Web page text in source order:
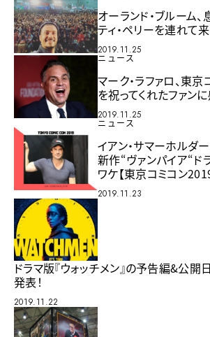
オーランド・ブルーム
ティ・ペリーを連れて
2019.11.25
ニュース
マーク・ラファロ、東
を祝ってくれたファン
2019.11.25
ニュース
イアン・サマーホルダ
新作“ヴァンパイア“ド
ワケ【東京コミコン
2019.11.23
ドラマ版『ウォッチメン』の予告編&公
発表！
2019.11.22